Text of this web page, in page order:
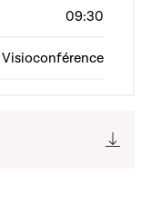
09:30
Visioconférence